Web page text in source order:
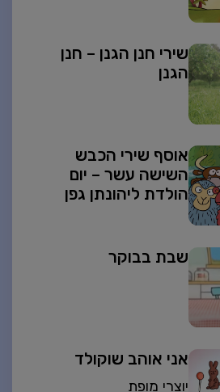
שירי חנן הגנן – חנן
הגנן
אוסף שירי הכבש
השישה עשר – יום
הולדת ליהונתן גפן
שבת בבוקר
אני אוהב שוקולד
יוצרי מופת